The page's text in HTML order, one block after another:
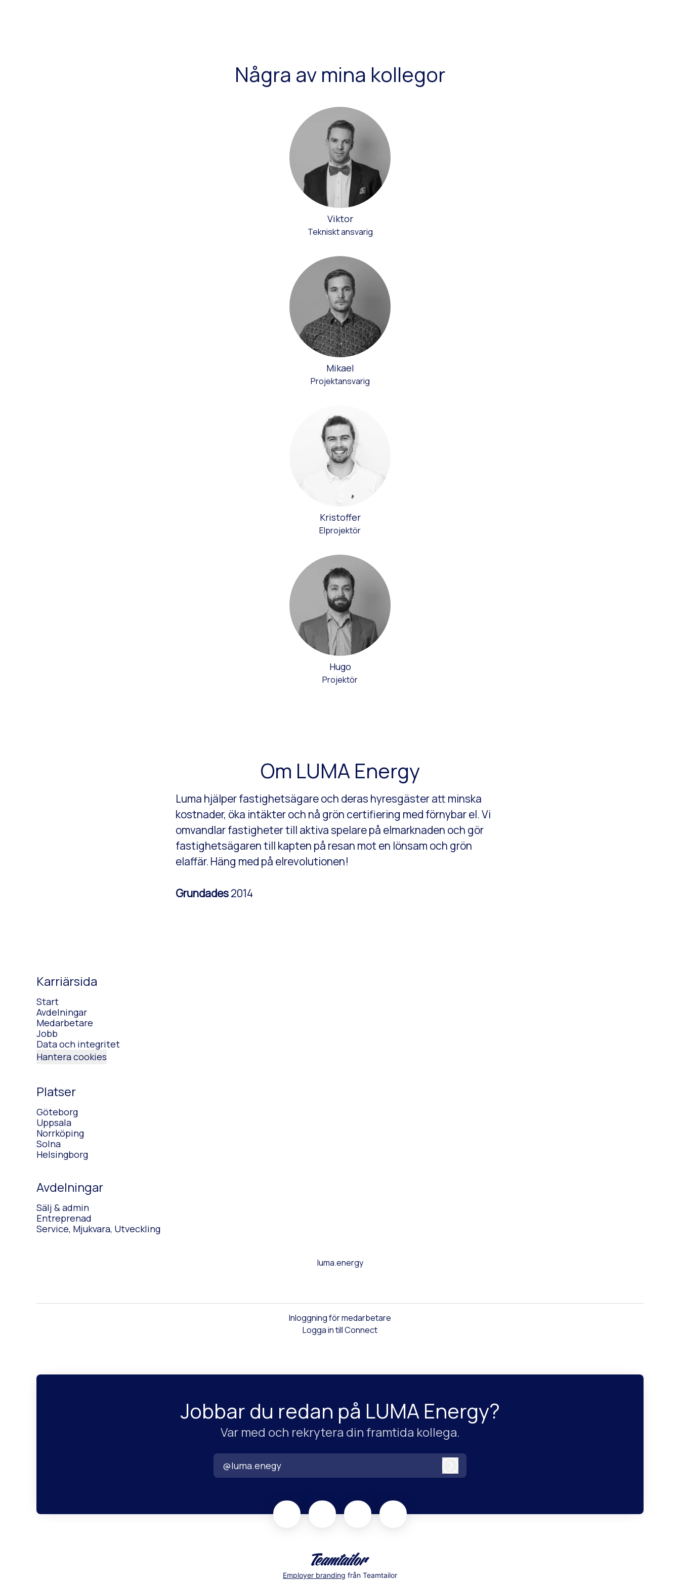
Några av mina kollegor
Viktor
Tekniskt ansvarig
Mikael
Projektansvarig
Kristoffer
Elprojektör
Hugo
Projektör
Om LUMA Energy
Luma hjälper fastighetsägare och deras hyresgäster att minska
kostnader, öka intäkter och nå grön certifiering med förnybar el. Vi
omvandlar fastigheter till aktiva spelare på elmarknaden och gör
fastighetsägaren till kapten på resan mot en lönsam och grön
elaffär. Häng med på elrevolutionen!
Grundades2014
Karriärsida
Start
Avdelningar
Medarbetare
Jobb
Data och integritet
Hantera cookies
Platser
Göteborg
Uppsala
Norrköping
Solna
Helsingborg
Avdelningar
Sälj & admin
Entreprenad
Service, Mjukvara, Utveckling
luma.energy
Inloggning för medarbetare
Logga in till Connect
Jobbar du redan på LUMA Energy?
Var med och rekrytera din framtida kollega.
@luma.enegy
Employer branding från Teamtailor